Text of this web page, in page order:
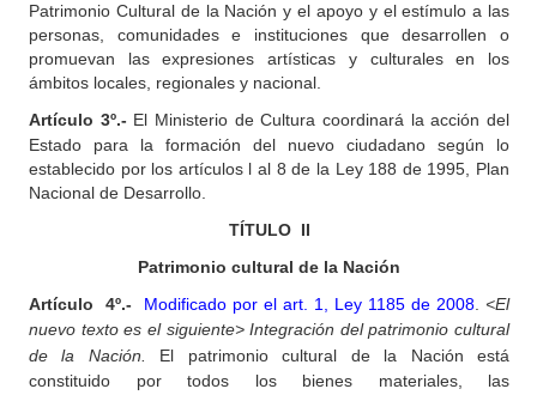
Patrimonio Cultural de la Nación y el apoyo y el estímulo a las
personas, comunidades e instituciones que desarrollen o
promuevan las expresiones artísticas y culturales en los
ámbitos locales, regionales y nacional.
Artículo 3º.- El Ministerio de Cultura coordinará la acción del
Estado para la formación del nuevo ciudadano según lo
establecido por los artículos l al 8 de la Ley 188 de 1995, Plan
Nacional de Desarrollo.
TÍTULO II
Patrimonio cultural de la Nación
Artículo
4º.- Modificado por el art. 1, Ley 1185 de 2008
<El
nuevo texto es el siguiente> Integración del patrimonio cultural
de la Nación. El patrimonio cultural de la Nación está
constituido por todos los bienes materiales, las